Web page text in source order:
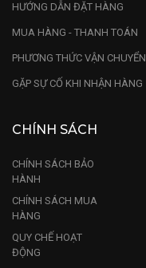
HƯỚNG DẪN ĐẶT HÀNG
MUA HÀNG - THANH TOÁN
PHƯƠNG THỨC VẬN CHUYỂN
GẶP SỰ CỐ KHI NHẬN HÀNG
CHÍNH SÁCH
CHÍNH SÁCH BẢO
HÀNH
CHÍNH SÁCH MUA
HÀNG
QUY CHẾ HOẠT
ĐỘNG